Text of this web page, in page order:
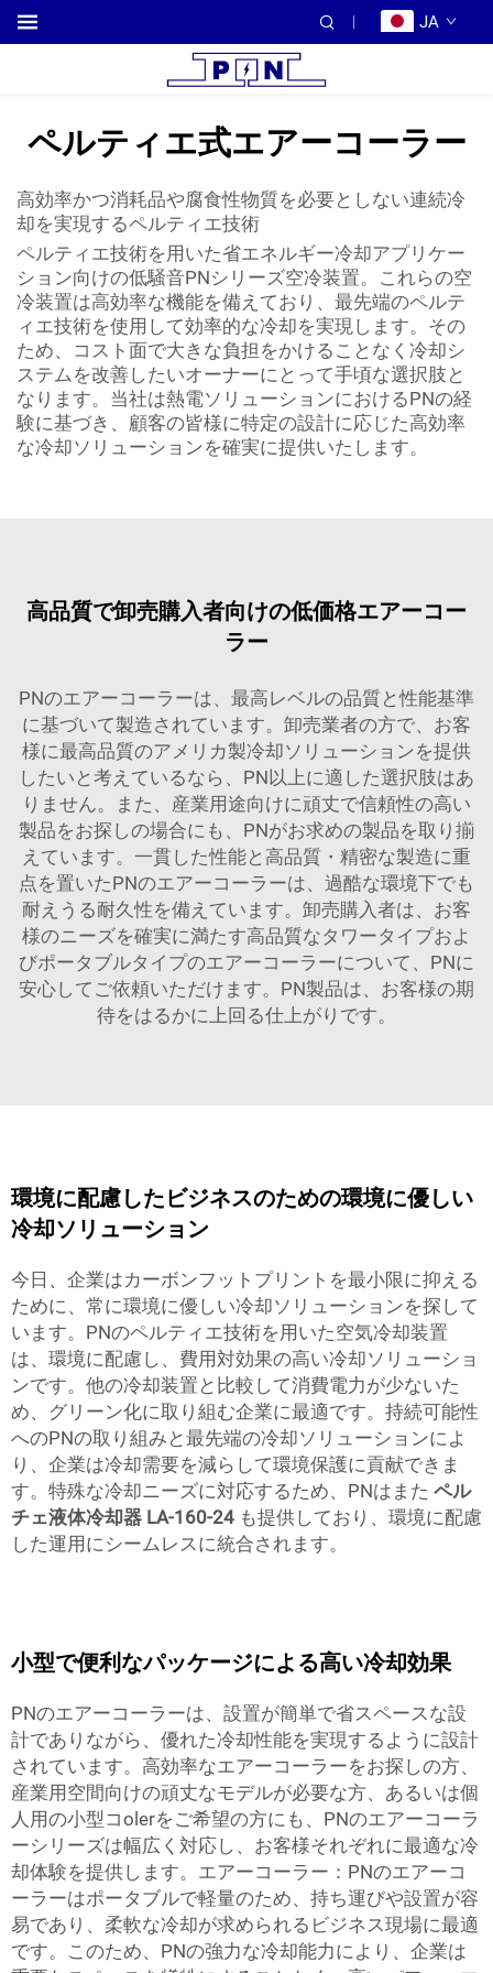
JA
ペルティエ式エアーコーラー
高効率かつ消耗品や腐食性物質を必要としない連続冷
却を実現するペルティエ技術
ペルティエ技術を用いた省エネルギー冷却アプリケー
ション向けの低騒音PNシリーズ空冷装置。これらの空
冷装置は高効率な機能を備えており、最先端のペルテ
ィエ技術を使用して効率的な冷却を実現します。その
ため、コスト面で大きな負担をかけることなく冷却シ
ステムを改善したいオーナーにとって手頃な選択肢と
なります。当社は熱電ソリューションにおけるPNの経
験に基づき、顧客の皆様に特定の設計に応じた高効率
な冷却ソリューションを確実に提供いたします。
高品質で卸売購入者向けの低価格エアーコー
ラー
PNのエアーコーラーは、最高レベルの品質と性能基準
に基づいて製造されています。卸売業者の方で、お客
様に最高品質のアメリカ製冷却ソリューションを提供
したいと考えているなら、PN以上に適した選択肢はあ
りません。また、産業用途向けに頑丈で信頼性の高い
製品をお探しの場合にも、PNがお求めの製品を取り揃
えています。一貫した性能と高品質・精密な製造に重
点を置いたPNのエアーコーラーは、過酷な環境下でも
耐えうる耐久性を備えています。卸売購入者は、お客
様のニーズを確実に満たす高品質なタワータイプおよ
びポータブルタイプのエアーコーラーについて、PNに
安心してご依頼いただけます。PN製品は、お客様の期
待をはるかに上回る仕上がりです。
環境に配慮したビジネスのための環境に優しい
冷却ソリューション
今日、企業はカーボンフットプリントを最小限に抑える
ために、常に環境に優しい冷却ソリューションを探して
います。PNのペルティエ技術を用いた空気冷却装置
は、環境に配慮し、費用対効果の高い冷却ソリューショ
ンです。他の冷却装置と比較して消費電力が少ないた
め、グリーン化に取り組む企業に最適です。持続可能性
へのPNの取り組みと最先端の冷却ソリューションによ
り、企業は冷却需要を減らして環境保護に貢献できま
す。特殊な冷却ニーズに対応するため、PNはまた ペル
チェ液体冷却器 LA-160-24 も提供しており、環境に配慮
した運用にシームレスに統合されます。
小型で便利なパッケージによる高い冷却効果
PNのエアーコーラーは、設置が簡単で省スペースな設
計でありながら、優れた冷却性能を実現するように設計
されています。高効率なエアーコーラーをお探しの方、
産業用空間向けの頑丈なモデルが必要な方、あるいは個
人用の小型コolerをご希望の方にも、PNのエアーコーラ
ーシリーズは幅広く対応し、お客様それぞれに最適な冷
却体験を提供します。エアーコーラー：PNのエアーコ
ーラーはポータブルで軽量のため、持ち運びや設置が容
易であり、柔軟な冷却が求められるビジネス現場に最適
です。このため、PNの強力な冷却能力により、企業は